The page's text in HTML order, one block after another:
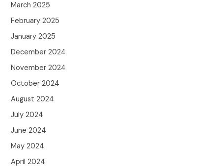
March 2025
February 2025
January 2025
December 2024
November 2024
October 2024
August 2024
July 2024
June 2024
May 2024
April 2024